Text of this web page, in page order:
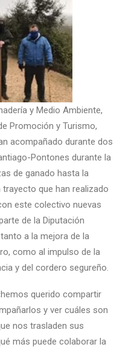
y Medio Ambiente,
Promoción y Turismo,
acompañado durante dos
Pontones durante la
de ganado hasta la
que han realizado
este colectivo nuevas
de la Diputación
a la mejora de la
como al impulso de la
y del cordero segureño.
querido compartir
y ver cuáles son
nos trasladen sus
más puede colaborar la